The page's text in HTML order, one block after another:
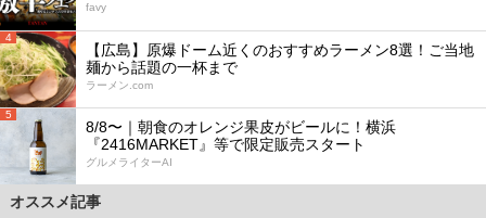
favy
4
【広島】原爆ドーム近くのおすすめラーメン8選！ご当地
麺から話題の一杯まで
ラーメン.com
5
8/8〜｜朝食のオレンジ果皮がビールに！横浜
『2416MARKET』等で限定販売スタート
グルメライターAI
オススメ記事